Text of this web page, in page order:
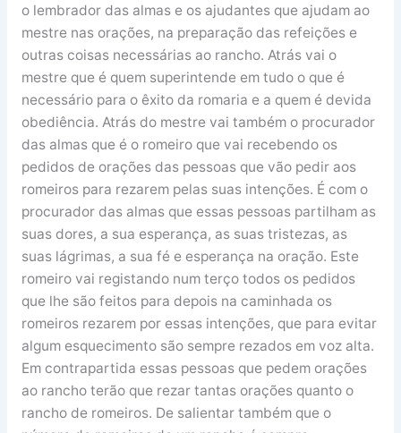
o lembrador das almas e os ajudantes que ajudam ao
mestre nas orações, na preparação das refeições e
outras coisas necessárias ao rancho. Atrás vai o
mestre que é quem superintende em tudo o que é
necessário para o êxito da romaria e a quem é devida
obediência. Atrás do mestre vai também o procurador
das almas que é o romeiro que vai recebendo os
pedidos de orações das pessoas que vão pedir aos
romeiros para rezarem pelas suas intenções. É com o
procurador das almas que essas pessoas partilham as
suas dores, a sua esperança, as suas tristezas, as
suas lágrimas, a sua fé e esperança na oração. Este
romeiro vai registando num terço todos os pedidos
que lhe são feitos para depois na caminhada os
romeiros rezarem por essas intenções, que para evitar
algum esquecimento são sempre rezados em voz alta.
Em contrapartida essas pessoas que pedem orações
ao rancho terão que rezar tantas orações quanto o
rancho de romeiros. De salientar também que o